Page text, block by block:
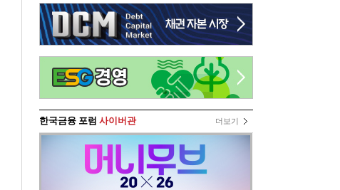
한국금융 포럼 사이버관 더보기